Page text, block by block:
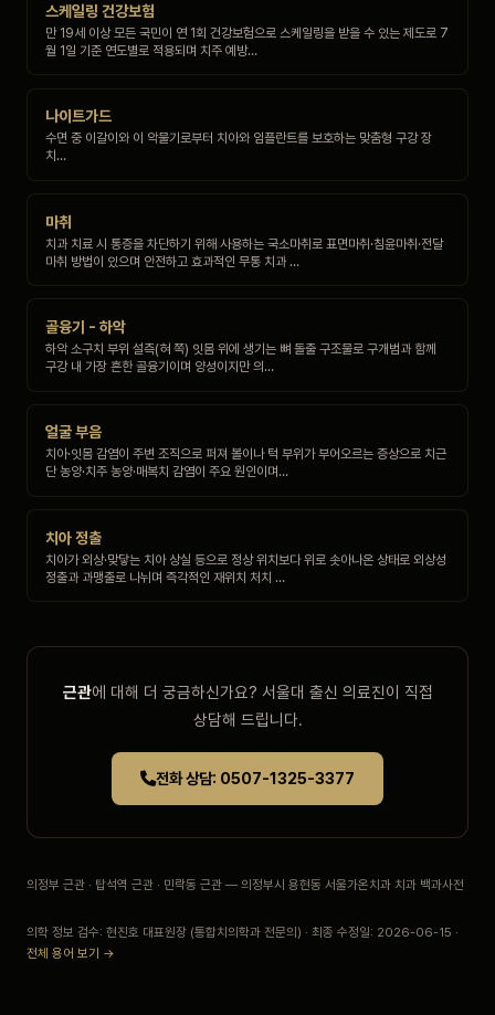
스케일링 건강보험
만 19세 이상 모든 국민이 연 1회 건강보험으로 스케일링을 받을 수 있는 제도로 7
월 1일 기준 연도별로 적용되며 치주 예방…
나이트가드
수면 중 이갈이와 이 악물기로부터 치아와 임플란트를 보호하는 맞춤형 구강 장
치…
마취
치과 치료 시 통증을 차단하기 위해 사용하는 국소마취로 표면마취·침윤마취·전달
마취 방법이 있으며 안전하고 효과적인 무통 치과 …
골융기 - 하악
하악 소구치 부위 설측(혀 쪽) 잇몸 위에 생기는 뼈 돌출 구조물로 구개범과 함께
구강 내 가장 흔한 골융기이며 양성이지만 의…
얼굴 부음
치아·잇몸 감염이 주변 조직으로 퍼져 볼이나 턱 부위가 부어오르는 증상으로 치근
단 농양·치주 농양·매복치 감염이 주요 원인이며…
치아 정출
치아가 외상·맞닿는 치아 상실 등으로 정상 위치보다 위로 솟아나온 상태로 외상성
정출과 과맹출로 나뉘며 즉각적인 재위치 처치 …
근관에 대해 더 궁금하신가요? 서울대 출신 의료진이 직접
상담해 드립니다.
전화 상담: 0507-1325-3377
의정부 근관 · 탑석역 근관 · 민락동 근관 — 의정부시 용현동 서울가온치과 치과 백과사전
의학 정보 검수: 현진호 대표원장 (통합치의학과 전문의) · 최종 수정일: 2026-06-15 ·
전체 용어 보기 →